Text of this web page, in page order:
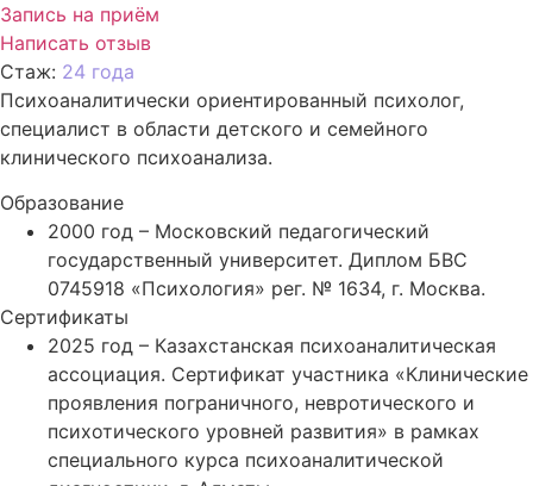
Запись на приём
Написать отзыв
Стаж: 24 года
Психоаналитически ориентированный психолог,
специалист в области детского и семейного
клинического психоанализа.
Образование
2000 год – Московский педагогический
государственный университет. Диплом БВС
0745918 «Психология» рег. № 1634, г. Москва.
Сертификаты
2025 год – Казахстанская психоаналитическая
ассоциация. Сертификат участника «Клинические
проявления пограничного, невротического и
психотического уровней развития» в рамках
специального курса психоаналитической